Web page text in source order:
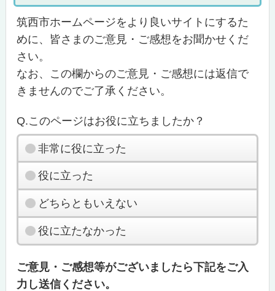
筑西市ホームページをより良いサイトにするた
めに、皆さまのご意見・ご感想をお聞かせくだ
さい。
なお、この欄からのご意見・ご感想には返信で
きませんのでご了承ください。
Q.このページはお役に立ちましたか？
非常に役に立った
役に立った
どちらともいえない
役に立たなかった
ご意見・ご感想等がございましたら下記をご入
力し送信ください。